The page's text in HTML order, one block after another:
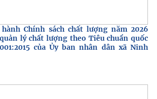
Chính sách chất lượng năm 2026
lý chất lượng theo Tiêu chuẩn quốc
của Ủy ban nhân dân xã Ninh